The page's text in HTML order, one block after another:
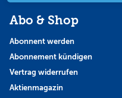
Abo & Shop
Abonnent werden
Abonnement kündigen
Vertrag widerrufen
Aktienmagazin